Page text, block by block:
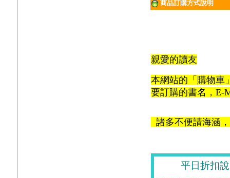
商品訂購方式說明
親愛的讀友
本網站的「購物車
要訂購的書名，
諸多不便請海涵
平日折扣